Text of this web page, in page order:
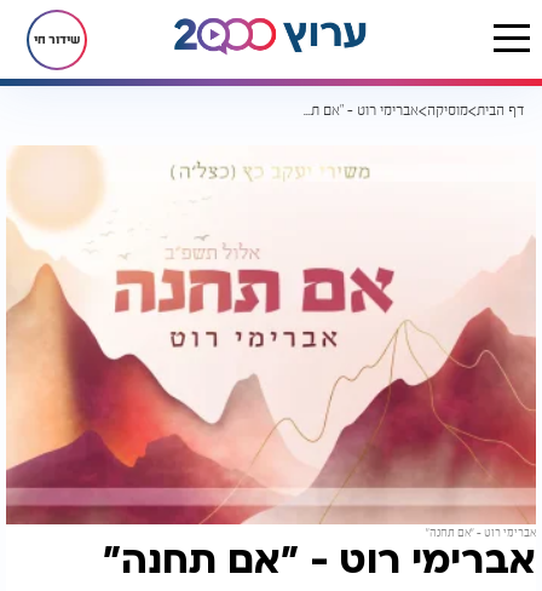
שידור חי
דף הבית מוסיקה אברימי רוט - "אם תחנה"
אברימי רוט - "אם תחנה"
אברימי רוט - "אם תחנה"